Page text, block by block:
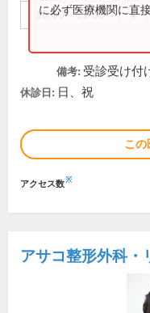
16:00～19:00 ●
に必ず医療機関に直
備考: 受診受け付
休診日: 日、祝
この
アクセス数※
アサコ整形外科・